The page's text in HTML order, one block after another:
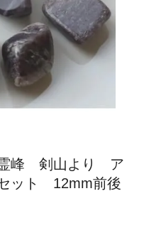
峰 剣山より ア
ット 12mm前後